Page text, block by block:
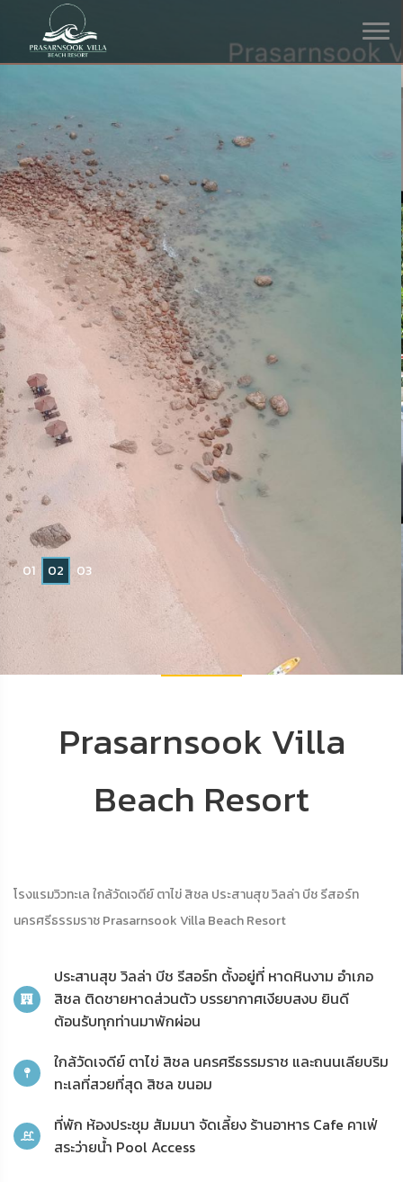
โรงแรม ที่พักริมทะเล หาดหิน
งาม โขดหินที่สวยงามตาม
ธรรมชาติ
ด้านหน้าโรงแรมของเราเต็มไปด้วยโขดหินที่สวยงามจัดเรียงกันตาม
ธรรมชาติ พร้อมจุดถ่ายรูป และน้ำทะเลสวยๆ ชายหาดที่ดูสบายตา
Read More จองห้องพัก
01 02 03
Prasarnsook Villa
Beach Resort
โรงแรมวิวทะเล ใกล้วัดเจดีย์ ตาไข่ สิชล ประสานสุข วิลล่า บีช รีสอร์ท
นครศรีธรรมราช Prasarnsook Villa Beach Resort
ประสานสุข วิลล่า บีช รีสอร์ท ตั้งอยู่ที่ หาดหินงาม อำเภอ
สิชล ติดชายหาดส่วนตัว บรรยากาศเงียบสงบ ยินดี
ต้อนรับทุกท่านมาพักผ่อน
ใกล้วัดเจดีย์ ตาไข่ สิชล นครศรีธรรมราช และถนนเลียบริม
ทะเลที่สวยที่สุด สิชล ขนอม
ที่พัก ห้องประชุม สัมมนา จัดเลี้ยง ร้านอาหาร Cafe คาเฟ่
สระว่ายน้ำ Pool Access